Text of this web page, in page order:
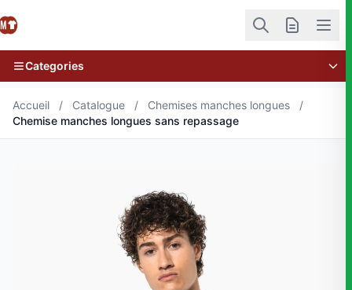
Categories
Accueil / Catalogue / Chemises manches longues
/
Chemise manches longues sans repassage